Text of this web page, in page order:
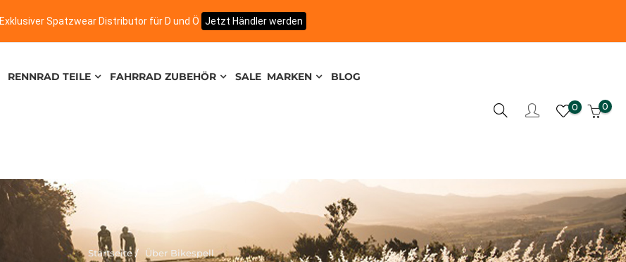
Exklusiver Spatzwear Distributor für D und Ö Jetzt Händler werden
RENNRAD TEILE FAHRRAD ZUBEHÖR SALE MARKEN BLOG
0 0
Startseite Über Bikespell